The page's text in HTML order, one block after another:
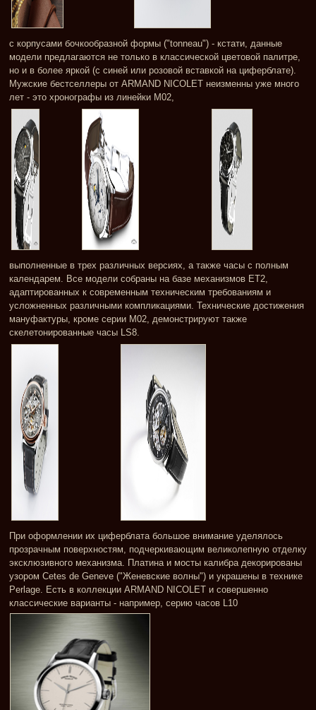
с корпусами бочкообразной формы ("tonneau") - кстати, данные
модели предлагаются не только в классической цветовой палитре,
но и в более яркой (с синей или розовой вставкой на циферблате).
Мужские бестселлеры от ARMAND NICOLET неизменны уже много
лет - это хронографы из линейки М02,
выполненные в трех различных версиях, а также часы с полным
календарем. Все модели собраны на базе механизмов ЕТ2,
адаптированных к современным техническим требованиям и
усложненных различными компликациями. Технические достижения
мануфактуры, кроме серии М02, демонстрируют также
скелетонированные часы LS8.
При оформлении их циферблата большое внимание уделялось
прозрачным поверхностям, подчеркивающим великолепную отделку
эксклюзивного механизма. Платина и мосты калибра декорированы
узором Cetes de Geneve ("Женевские волны") и украшены в технике
Perlage. Есть в коллекции ARMAND NICOLET и совершенно
классические варианты - например, серию часов L10